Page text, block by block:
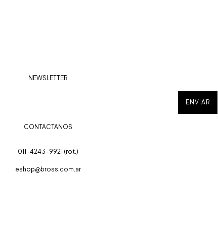
NEWSLETTER
CONTACTANOS
011-4243-9921 (rot.)
eshop@bross.com.ar